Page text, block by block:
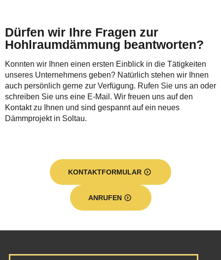
Dürfen wir Ihre Fragen zur
Hohlraumdämmung beantworten?
Konnten wir Ihnen einen ersten Einblick in die Tätigkeiten
unseres Unternehmens geben? Natürlich stehen wir Ihnen
auch persönlich gerne zur Verfügung. Rufen Sie uns an oder
schreiben Sie uns eine E-Mail. Wir freuen uns auf den
Kontakt zu Ihnen und sind gespannt auf ein neues
Dämmprojekt in Soltau.
KONTAKTFORMULAR
ANRUFEN